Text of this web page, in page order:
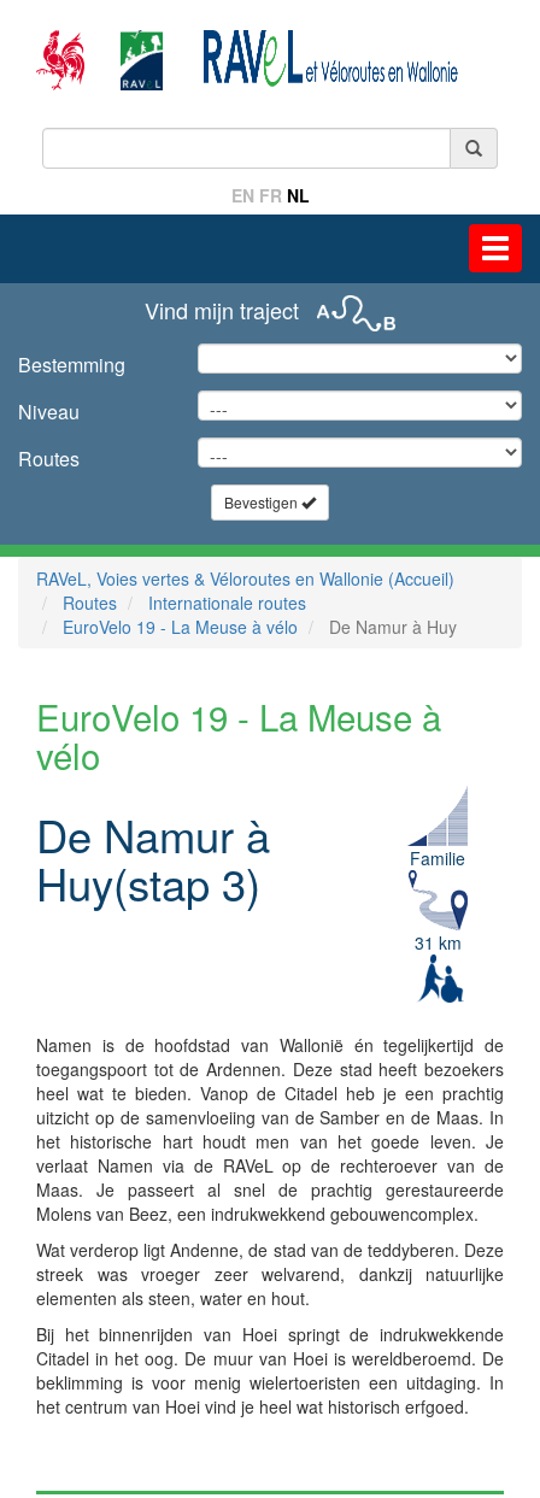
EN FR NL
Vind mijn traject
Bestemming
Niveau
Routes
Bevestigen
RAVeL, Voies vertes & Véloroutes en Wallonie (Accueil)
Routes
Internationale routes
EuroVelo 19 - La Meuse à vélo
De Namur à Huy
EuroVelo 19 - La Meuse à
vélo
De Namur à
Huy(stap 3) Familie
31 km
Namen is de hoofdstad van Wallonië én tegelijkertijd de
toegangspoort tot de Ardennen. Deze stad heeft bezoekers
heel wat te bieden. Vanop de Citadel heb je een prachtig
uitzicht op de samenvloeiing van de Samber en de Maas. In
het historische hart houdt men van het goede leven. Je
verlaat Namen via de RAVeL op de rechteroever van de
Maas. Je passeert al snel de prachtig gerestaureerde
Molens van Beez, een indrukwekkend gebouwencomplex.
Wat verderop ligt Andenne, de stad van de teddyberen. Deze
streek was vroeger zeer welvarend, dankzij natuurlijke
elementen als steen, water en hout.
Bij het binnenrijden van Hoei springt de indrukwekkende
Citadel in het oog. De muur van Hoei is wereldberoemd. De
beklimming is voor menig wielertoeristen een uitdaging. In
het centrum van Hoei vind je heel wat historisch erfgoed.